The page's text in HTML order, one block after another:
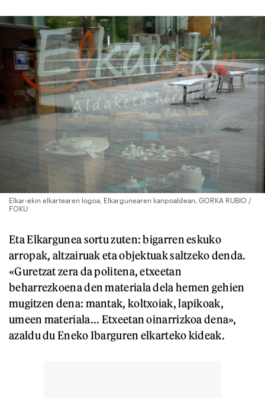
Elkar-ekin elkartearen logoa, Elkargunearen kanpoaldean. GORKA RUBIO /
FOKU
Eta Elkargunea sortu zuten: bigarren eskuko
arropak, altzairuak eta objektuak saltzeko denda.
«Guretzat zera da politena, etxeetan
beharrezkoena den materiala dela hemen gehien
mugitzen dena: mantak, koltxoiak, lapikoak,
umeen materiala... Etxeetan oinarrizkoa dena»,
azaldu du Eneko Ibarguren elkarteko kideak.